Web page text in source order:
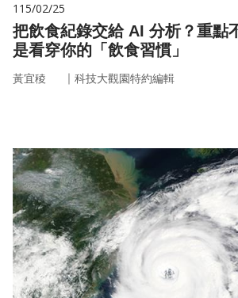
115/02/25
把飲食紀錄交給 AI 分析？重點
是看穿你的「飲食習慣」
黃宜稜 ｜ 科技大觀園特約編輯